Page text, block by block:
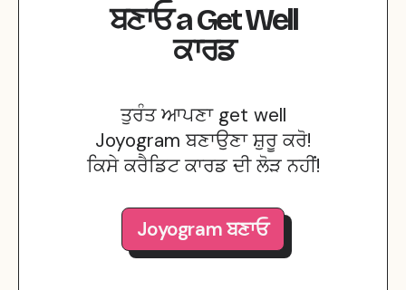
ਬਣਾਓaGet Well
ਕਾਰਡ
ਤੁਰੰਤ ਆਪਣਾ get well
Joyogram ਬਣਾਉਣਾ ਸ਼ੁਰੂ ਕਰੋ!
ਕਿਸੇ ਕਰੈਡਿਟ ਕਾਰਡ ਦੀ ਲੋੜ ਨਹੀਂ!
Joyogram ਬਣਾਓ